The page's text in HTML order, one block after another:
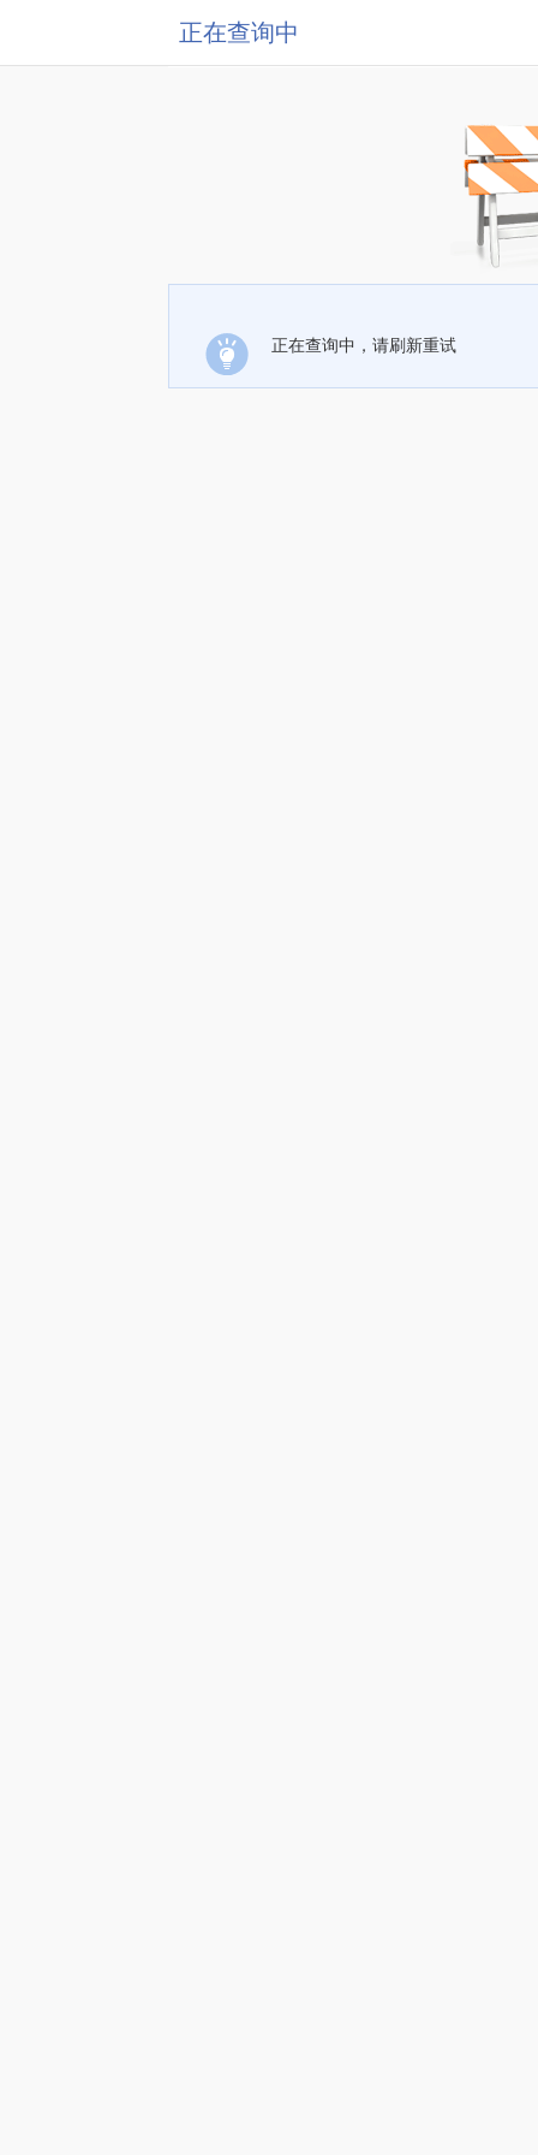
正在查询中
正在查询中，请刷新重试